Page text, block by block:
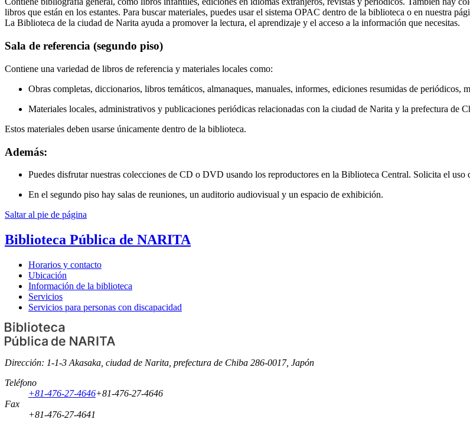
libros que están en los estantes. Para buscar materiales, puedes usar el sistema OPAC dentro de la biblioteca o en nuestra
La Biblioteca de la ciudad de Narita ayuda a promover la lectura, el aprendizaje y el acceso a la información que necesitas.
Sala de referencia (segundo piso)
Contiene una variedad de libros de referencia y materiales locales como:
Obras completas, diccionarios, libros temáticos, almanaques, manuales, informes, ediciones resumidas de
Materiales locales, administrativos y publicaciones periódicas relacionadas con la ciudad de Narita y la prefectura de
Estos materiales deben usarse únicamente dentro de la biblioteca.
Además:
Puedes disfrutar nuestras colecciones de CD o DVD usando los reproductores en la Biblioteca Central. Solicita el
En el segundo piso hay salas de reuniones, un auditorio audiovisual y un espacio de exhibición.
Saltar al pie de página
Biblioteca Pública de NARITA
Horarios y contacto
Ubicación
Información de la biblioteca
Servicios
Servicios para personas con discapacidad
Dirección: 1-1-3 Akasaka, ciudad de Narita, prefectura de Chiba 286-0017, Japón
Teléfono
+81-476-27-4646+81-476-27-4646
Fax
+81-476-27-4641